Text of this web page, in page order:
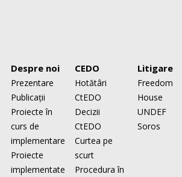
Despre noi
Prezentare
Publicaţii
Proiecte în
curs de
implementare
Proiecte
implementate
CEDO
Hotătâri
CtEDO
Decizii
CtEDO
Curtea pe
scurt
Procedura în
Litigare
Freedom
House
UNDEF
Soros